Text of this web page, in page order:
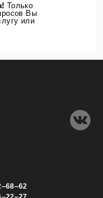
Только
Вы
или